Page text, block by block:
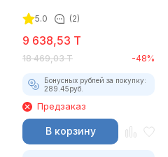
5.0 (2)
9 638,53 T
18 469,03 T -48%
Бонусных рублей за покупку:
289.45руб.
Предзаказ
В корзину